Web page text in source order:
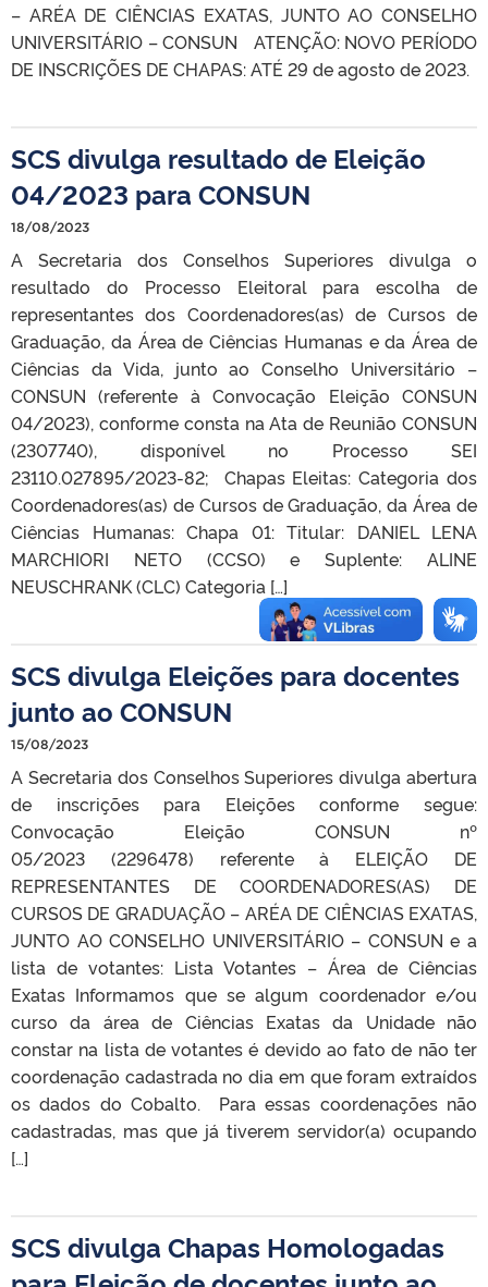
– ARÉA DE CIÊNCIAS EXATAS, JUNTO AO CONSELHO
UNIVERSITÁRIO – CONSUN ATENÇÃO: NOVO PERÍODO
DE INSCRIÇÕES DE CHAPAS: ATÉ 29 de agosto de 2023.
SCS divulga resultado de Eleição
04/2023 para CONSUN
18/08/2023
A Secretaria dos Conselhos Superiores divulga o
resultado do Processo Eleitoral para escolha de
representantes dos Coordenadores(as) de Cursos de
Graduação, da Área de Ciências Humanas e da Área de
Ciências da Vida, junto ao Conselho Universitário –
CONSUN (referente à Convocação Eleição CONSUN
04/2023), conforme consta na Ata de Reunião CONSUN
(2307740), disponível no Processo SEI
23110.027895/2023-82; Chapas Eleitas: Categoria dos
Coordenadores(as) de Cursos de Graduação, da Área de
Ciências Humanas: Chapa 01: Titular: DANIEL LENA
MARCHIORI NETO (CCSO) e Suplente: ALINE
NEUSCHRANK (CLC) Categoria […]
SCS divulga Eleições para docentes
junto ao CONSUN
15/08/2023
A Secretaria dos Conselhos Superiores divulga abertura
de inscrições para Eleições conforme segue:
Convocação Eleição CONSUN nº
05/2023 (2296478) referente à ELEIÇÃO DE
REPRESENTANTES DE COORDENADORES(AS) DE
CURSOS DE GRADUAÇÃO – ARÉA DE CIÊNCIAS EXATAS,
JUNTO AO CONSELHO UNIVERSITÁRIO – CONSUN e a
lista de votantes: Lista Votantes – Área de Ciências
Exatas Informamos que se algum coordenador e/ou
curso da área de Ciências Exatas da Unidade não
constar na lista de votantes é devido ao fato de não ter
coordenação cadastrada no dia em que foram extraídos
os dados do Cobalto. Para essas coordenações não
cadastradas, mas que já tiverem servidor(a) ocupando
[…]
SCS divulga Chapas Homologadas